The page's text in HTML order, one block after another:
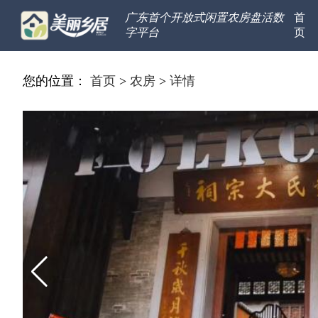
广东首个开放式闲置农房盘活数
字平台
首
页
您的位置： 首页 > 农房 > 详情